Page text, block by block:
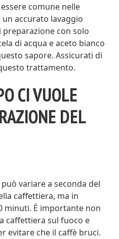
comune nelle
accurato lavaggio
preparazione con solo
di acqua e aceto bianco
sapore. Assicurati di
trattamento.
CI VUOLE
DEL
variare a seconda del
caffettiera, ma in
minuti. È importante non
caffettiera sul fuoco e
evitare che il caffè bruci.